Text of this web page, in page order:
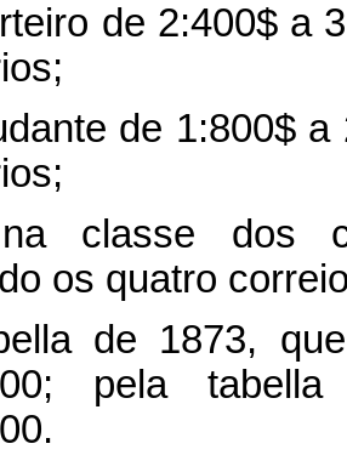
de 2:400$ a
de 1:800$
classe dos
os quatro
de 1873,
pela